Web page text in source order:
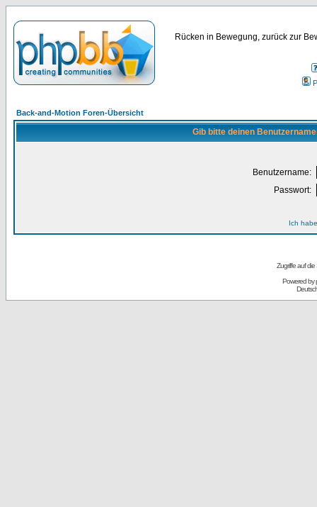
Rücken in Bewegung, zurück zur
Back-and-Motion Foren-Übersicht
Gib bitte deinen
Benutzername:
Passwort:
Ich
Zugriffe auf
Powered by